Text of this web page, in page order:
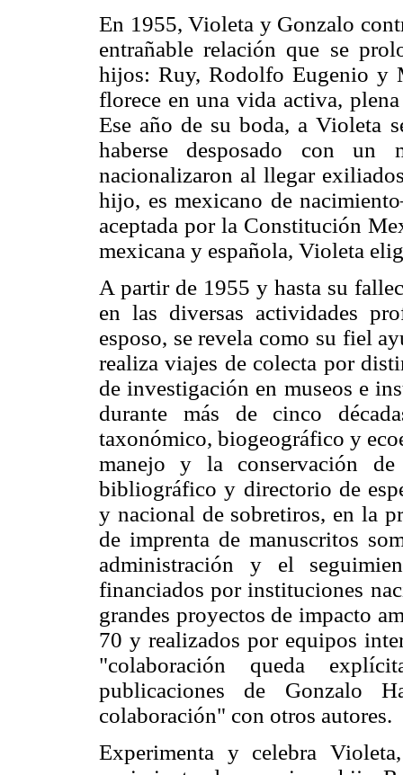
En 1955, Violeta y Gonzalo
entrañable relación que se
hijos: Ruy, Rodolfo Eugenio y
florece en una vida activa,
Ese año de su boda, a Violeta
haberse desposado con un
nacionalizaron al llegar
hijo, es mexicano de
aceptada por la Constitución
mexicana y española, Violeta
A partir de 1955 y hasta su
en las diversas actividades
esposo, se revela como su fiel
realiza viajes de colecta por
de investigación en museos e
durante más de cinco
taxonómico, biogeográfico y
manejo y la conservación
bibliográfico y directorio de
y nacional de sobretiros, en la
de imprenta de manuscritos
administración y el
financiados por instituciones
grandes proyectos de impacto
70 y realizados por equipos
"colaboración queda
publicaciones de Gonzalo
colaboración" con otros autores.
Experimenta y celebra